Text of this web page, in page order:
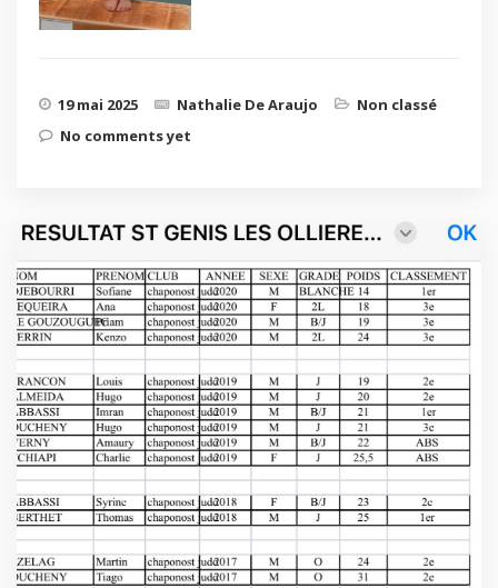
19 mai 2025 Nathalie De Araujo
Non classé
No comments yet